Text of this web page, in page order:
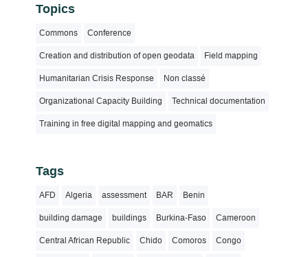
Topics
Commons Conference
Creation and distribution of open geodata Field mapping
Humanitarian Crisis Response Non classé
Organizational Capacity Building Technical documentation
Training in free digital mapping and geomatics
Tags
AFD Algeria assessment BAR Benin
building damage buildings Burkina-Faso Cameroon
Central African Republic Chido Comoros Congo